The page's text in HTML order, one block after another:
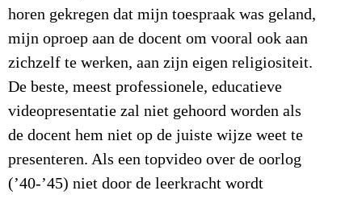
horen gekregen dat mijn toespraak was geland,
mijn oproep aan de docent om vooral ook aan
zichzelf te werken, aan zijn eigen religiositeit.
De beste, meest professionele, educatieve
videopresentatie zal niet gehoord worden als
de docent hem niet op de juiste wijze weet te
presenteren. Als een topvideo over de oorlog
(’40-’45) niet door de leerkracht wordt